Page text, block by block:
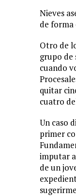
Nieves
de forma
Otro de
grupo de
cuando
quitar
cuatro
Un caso
primer
imputar
de un